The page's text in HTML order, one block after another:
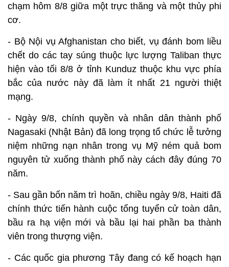
chạm hôm 8/8 giữa một trực thăng và một thủy phi
cơ.
- Bộ Nội vụ Afghanistan cho biết, vụ đánh bom liều
chết do các tay súng thuộc lực lượng Taliban thực
hiện vào tối 8/8 ở tỉnh Kunduz thuộc khu vực phía
bắc của nước này đã làm ít nhất 21 người thiệt
mạng.
- Ngày 9/8, chính quyền và nhân dân thành phố
Nagasaki (Nhật Bản) đã long trọng tổ chức lễ tưởng
niệm những nạn nhân trong vụ Mỹ ném quả bom
nguyên tử xuống thành phố này cách đây đúng 70
năm.
- Sau gần bốn năm trì hoãn, chiều ngày 9/8, Haiti đã
chính thức tiến hành cuộc tổng tuyển cử toàn dân,
bầu ra hạ viện mới và bầu lại hai phần ba thành
viên trong thượng viện.
- Các quốc gia phương Tây đang có kế hoạch hạn